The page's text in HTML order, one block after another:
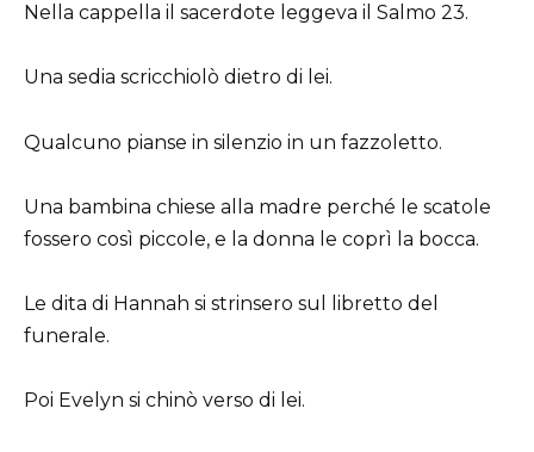
Nella cappella il sacerdote leggeva il Salmo 23.
Una sedia scricchiolò dietro di lei.
Qualcuno pianse in silenzio in un fazzoletto.
Una bambina chiese alla madre perché le scatole
fossero così piccole, e la donna le coprì la bocca.
Le dita di Hannah si strinsero sul libretto del
funerale.
Poi Evelyn si chinò verso di lei.